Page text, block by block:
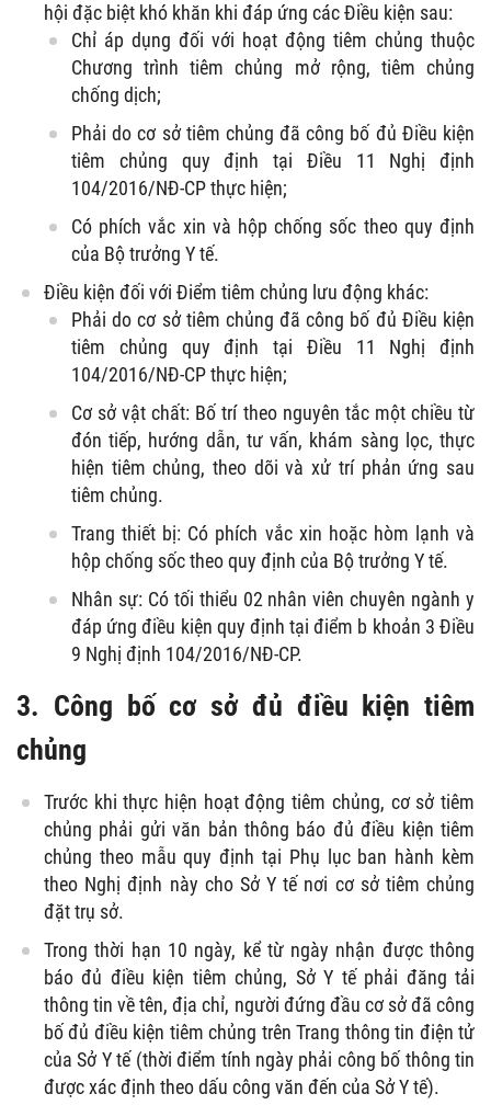
hội đặc biệt khó khăn khi đáp ứng các Điều kiện sau:
Chỉ áp dụng đối với hoạt động tiêm chủng thuộc
Chương trình tiêm chủng mở rộng, tiêm chủng
chống dịch;
Phải do cơ sở tiêm chủng đã công bố đủ Điều kiện
tiêm chủng quy định tại Điều 11 Nghị định
104/2016/NĐ-CP thực hiện;
Có phích vắc xin và hộp chống sốc theo quy định
của Bộ trưởng Y tế.
Điều kiện đối với Điểm tiêm chủng lưu động khác:
Phải do cơ sở tiêm chủng đã công bố đủ Điều kiện
tiêm chủng quy định tại Điều 11 Nghị định
104/2016/NĐ-CP thực hiện;
Cơ sở vật chất: Bố trí theo nguyên tắc một chiều từ
đón tiếp, hướng dẫn, tư vấn, khám sàng lọc, thực
hiện tiêm chủng, theo dõi và xử trí phản ứng sau
tiêm chủng.
Trang thiết bị: Có phích vắc xin hoặc hòm lạnh và
hộp chống sốc theo quy định của Bộ trưởng Y tế.
Nhân sự: Có tối thiểu 02 nhân viên chuyên ngành y
đáp ứng điều kiện quy định tại điểm b khoản 3 Điều
9 Nghị định 104/2016/NĐ-CP.
3. Công bố cơ sở đủ điều kiện tiêm
chủng
Trước khi thực hiện hoạt động tiêm chủng, cơ sở tiêm
chủng phải gửi văn bản thông báo đủ điều kiện tiêm
chủng theo mẫu quy định tại Phụ lục ban hành kèm
theo Nghị định này cho Sở Y tế nơi cơ sở tiêm chủng
đặt trụ sở.
Trong thời hạn 10 ngày, kể từ ngày nhận được thông
báo đủ điều kiện tiêm chủng, Sở Y tế phải đăng tải
thông tin về tên, địa chỉ, người đứng đầu cơ sở đã công
bố đủ điều kiện tiêm chủng trên Trang thông tin điện tử
của Sở Y tế (thời điểm tính ngày phải công bố thông tin
được xác định theo dấu công văn đến của Sở Y tế).